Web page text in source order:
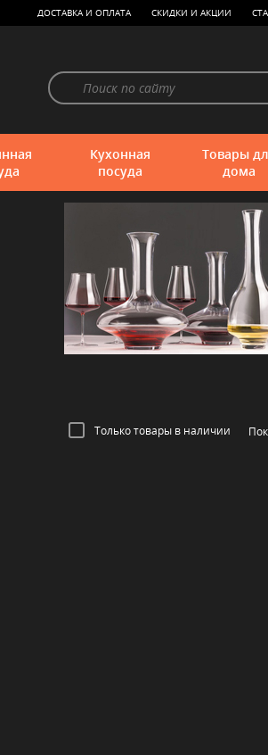
ДОСТАВКА И ОПЛАТА СКИДКИ И АКЦИИ
Кухонная
посуда
Товары
дома
Только товары в наличии